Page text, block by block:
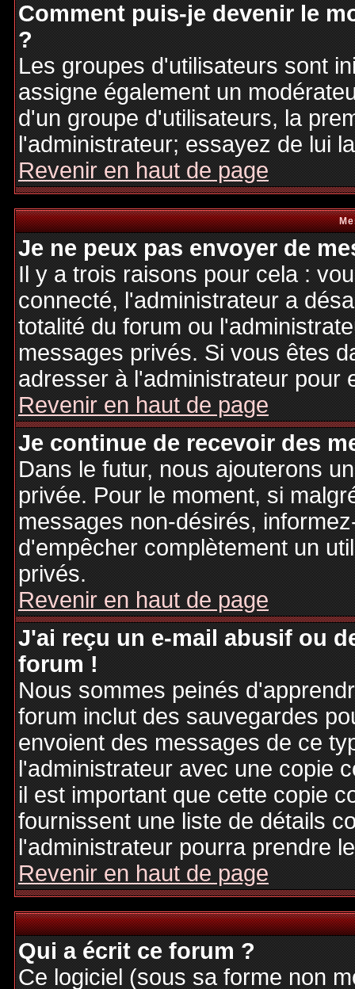
Comment puis-je devenir le
?
Les groupes d'utilisateurs sont
assigne également un
d'un groupe d'utilisateurs, la
l'administrateur; essayez de lui
Revenir en haut de page
Je ne peux pas envoyer de
Il y a trois raisons pour cela :
connecté, l'administrateur a
totalité du forum ou
messages privés. Si vous êtes
adresser à l'administrateur pour
Revenir en haut de page
Je continue de recevoir des
Dans le futur, nous ajouterons
privée. Pour le moment, si
messages non-désirés,
d'empêcher complètement un
privés.
Revenir en haut de page
J'ai reçu un e-mail abusif ou
forum !
Nous sommes peinés
forum inclut des sauvegardes
envoient des messages de ce
l'administrateur avec une copie
il est important que cette copie
fournissent une liste de détails
l'administrateur pourra prendre
Revenir en haut de page
Qui a écrit ce forum ?
Ce logiciel (sous sa forme non